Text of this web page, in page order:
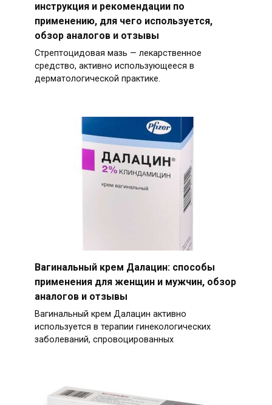
инструкция и рекомендации по
применению, для чего используется,
обзор аналогов и отзывы
Стрептоцидовая мазь — лекарственное
средство, активно использующееся в
дерматологической практике.
Вагинальный крем Далацин: способы
применения для женщин и мужчин, обзор
аналогов и отзывы
Вагинальный крем Далацин активно
используется в терапии гинекологических
заболеваний, спровоцированных